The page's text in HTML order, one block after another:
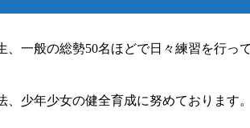
一般の総勢50名ほどで日々練習を行っ
少年少女の健全育成に努めております。